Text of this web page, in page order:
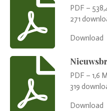
PDF –
271
Download
PDF – 1,6
319
Download